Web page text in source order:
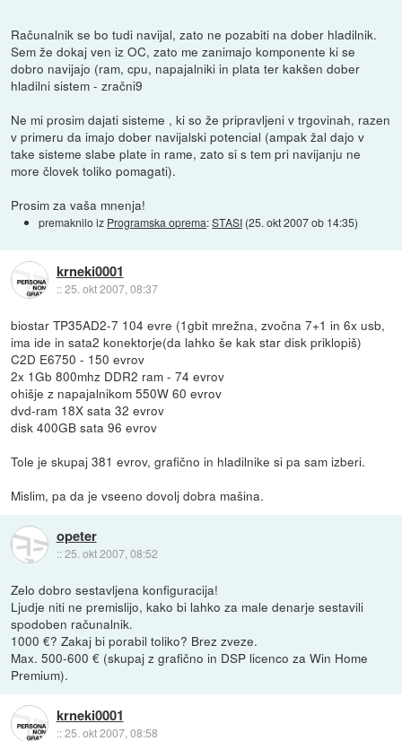
Računalnik se bo tudi navijal, zato ne pozabiti na dober hladilnik.
Sem že dokaj ven iz OC, zato me zanimajo komponente ki se
dobro navijajo (ram, cpu, napajalniki in plata ter kakšen dober
hladilni sistem - zračni9
Ne mi prosim dajati sisteme , ki so že pripravljeni v trgovinah, razen
v primeru da imajo dober navijalski potencial (ampak žal dajo v
take sisteme slabe plate in rame, zato si s tem pri navijanju ne
more človek toliko pomagati).
Prosim za vaša mnenja!
premaknilo iz Programska oprema:STASI (25. okt 2007 ob 14:35)
krneki0001
::25. okt 2007, 08:37
biostar TP35AD2-7 104 evre (1gbit mrežna, zvočna 7+1 in 6x usb,
ima ide in sata2 konektorje(da lahko še kak star disk priklopiš)
C2D E6750 - 150 evrov
2x 1Gb 800mhz DDR2 ram - 74 evrov
ohišje z napajalnikom 550W 60 evrov
dvd-ram 18X sata 32 evrov
disk 400GB sata 96 evrov
Tole je skupaj 381 evrov, grafično in hladilnike si pa sam izberi.
Mislim, pa da je vseeno dovolj dobra mašina.
opeter
::25. okt 2007, 08:52
Zelo dobro sestavljena konfiguracija!
Ljudje niti ne premislijo, kako bi lahko za male denarje sestavili
spodoben računalnik.
1000 €? Zakaj bi porabil toliko? Brez zveze.
Max. 500-600 € (skupaj z grafično in DSP licenco za Win Home
Premium).
krneki0001
::25. okt 2007, 08:58